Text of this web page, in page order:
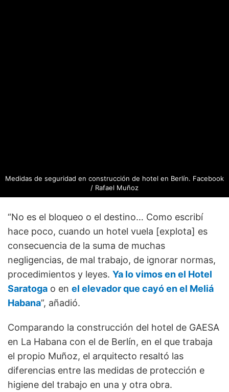
Medidas de seguridad en construcción de hotel en Berlín. Facebook
/ Rafael Muñoz
“No es el bloqueo o el destino… Como escribí
hace poco, cuando un hotel vuela [explota] es
consecuencia de la suma de muchas
negligencias, de mal trabajo, de ignorar normas,
procedimientos y leyes. Ya lo vimos en el Hotel
Saratoga o en el elevador que cayó en el Meliá
Habana”, añadió.
Comparando la construcción del hotel de GAESA
en La Habana con el de Berlín, en el que trabaja
el propio Muñoz, el arquitecto resaltó las
diferencias entre las medidas de protección e
higiene del trabajo en una y otra obra.